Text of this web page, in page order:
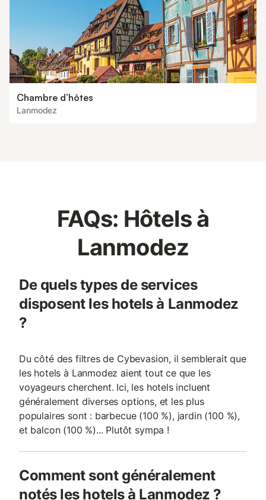
Chambre d’hôtes
Lanmodez
FAQs: Hôtels à
Lanmodez
De quels types de services
disposent les hotels à Lanmodez
?
Du côté des filtres de Cybevasion, il semblerait que
les hotels à Lanmodez aient tout ce que les
voyageurs cherchent. Ici, les hotels incluent
généralement diverses options, et les plus
populaires sont : barbecue (100 %), jardin (100 %),
et balcon (100 %)... Plutôt sympa !
Comment sont généralement
notés les hotels à Lanmodez ?